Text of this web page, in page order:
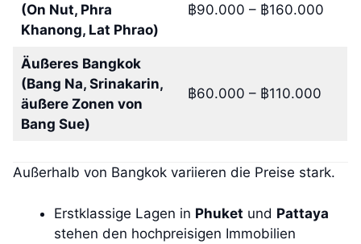
(On Nut, Phra
Khanong, Lat Phrao)
฿90.000 – ฿160.000
Äußeres Bangkok
(Bang Na, Srinakarin,
äußere Zonen von
Bang Sue)
฿60.000 – ฿110.000
Außerhalb von Bangkok variieren die Preise stark.
Erstklassige Lagen in Phuket und Pattaya
stehen den hochpreisigen Immobilien